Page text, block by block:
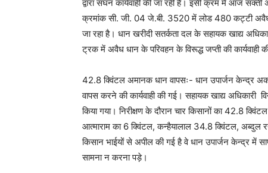
द्वारा सघन कार्यवाही की जा रही है। इसी क्रम में आज सक्ती
क्रमांक सी. जी. 04 जे.बी. 3520 में लोड 480 कट्टी अवैध
जा रहा है। धान खरीदी सतर्कता दल के सहायक खाद्य
ट्रक में अवैध धान के परिवहन के विरूद्ध जप्ती की कार्यवाही
42.8 क्विंटल अमानक धान वापसः- धान उपार्जन केन्द्र
वापस करने की कार्यवाही की गई। सहायक खाद्य अधिकारी
किया गया। निरीक्षण के दौरान चार किसानों का 42.8
आत्माराम का 6 क्विंटल, कन्हैयालाल 34.8 क्विंटल,
किसान भाईयों से अपील की गई है वे धान उपार्जन केन्द्र
सामना न करना पड़े।